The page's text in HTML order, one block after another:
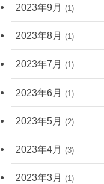
2023年9月 (1)
2023年8月 (1)
2023年7月 (1)
2023年6月 (1)
2023年5月 (2)
2023年4月 (3)
2023年3月 (1)